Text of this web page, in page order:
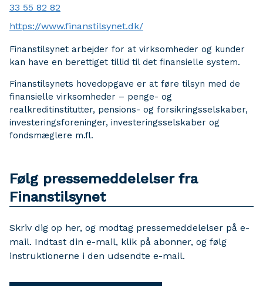
33 55 82 82
https://www.finanstilsynet.dk/
Finanstilsynet arbejder for at virksomheder og kunder
kan have en berettiget tillid til det finansielle system.
Finanstilsynets hovedopgave er at føre tilsyn med de
finansielle virksomheder – penge- og
realkreditinstitutter, pensions- og forsikringsselskaber,
investeringsforeninger, investeringsselskaber og
fondsmæglere m.fl.
Følg pressemeddelelser fra
Finanstilsynet
Skriv dig op her, og modtag pressemeddelelser på e-
mail. Indtast din e-mail, klik på abonner, og følg
instruktionerne i den udsendte e-mail.